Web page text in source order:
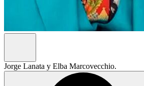
Jorge Lanata y Elba Marcovecchio.